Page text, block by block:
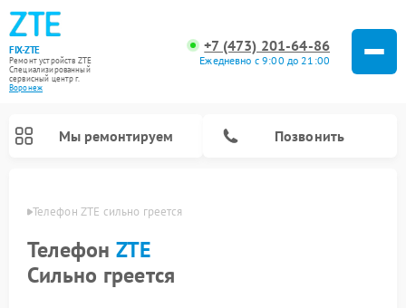
FIX-ZTE
Ремонт устройств ZTE
Специализированный
cервисный центр г.
Воронеж
+7 (473) 201-64-86
Ежедневно с 9:00 до 21:00
Мы ремонтируем Позвонить
Телефон ZTE сильно греется
Телефон ZTE
Сильно греется